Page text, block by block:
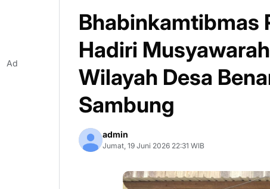
Bhabinkamtibmas
Hadiri
Wilayah Desa
Sambung
admin
Jumat, 19 Juni 2026 22:31 WIB
Ad